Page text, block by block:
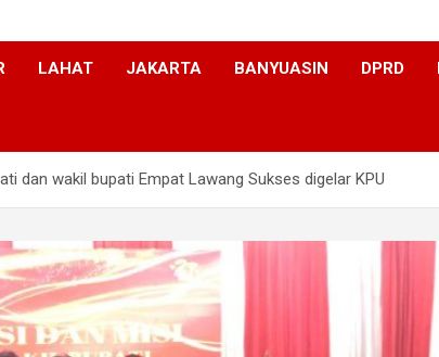
LAHAT JAKARTA BANYUASIN DPRD
dan wakil bupati Empat Lawang Sukses digelar KPU